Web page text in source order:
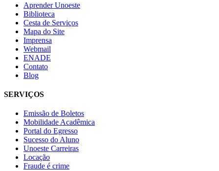
Aprender Unoeste
Biblioteca
Cesta de Serviços
Mapa do Site
Imprensa
Webmail
ENADE
Contato
Blog
SERVIÇOS
Emissão de Boletos
Mobilidade Acadêmica
Portal do Egresso
Sucesso do Aluno
Unoeste Carreiras
Locação
Fraude é crime